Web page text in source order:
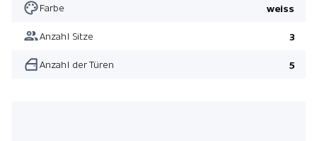
Farbe weiss
Anzahl Sitze 3
Anzahl der Türen 5